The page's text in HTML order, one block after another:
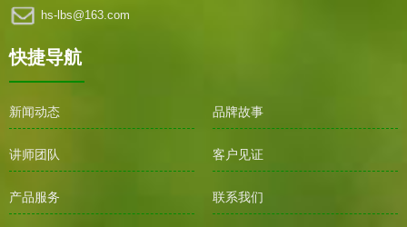
hs-lbs@163.com
快捷导航
新闻动态 品牌故事
讲师团队 客户见证
产品服务 联系我们